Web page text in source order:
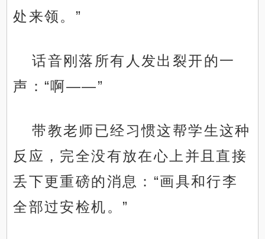
处来领。”
话音刚落所有人发出裂开的一
声：“啊——”
带教老师已经习惯这帮学生这种
反应，完全没有放在心上并且直接
丢下更重磅的消息：“画具和行李
全部过安检机。”